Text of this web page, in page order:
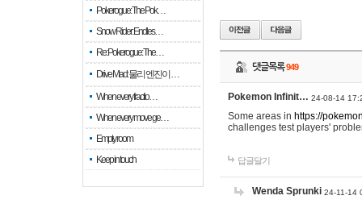
Pokerogue: The Pok…
Snow Rider: Endles…
Re: Pokerogue: The…
Drive Mad: 물리 엔진이 …
When every fractio…
When every move ge…
Empty room
Keep in touch
댓글목록949
Pokemon Infinit… 24-08-14
Some areas in https://
challenges test players'
답글달기
Wenda Sprunki 24-11-14